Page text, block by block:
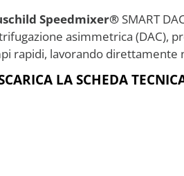
Speedmixer®SMART
asimmetrica (DAC),
rapidi, lavorando direttamente
LA SCHEDA